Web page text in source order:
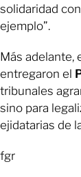
solidaridad
ejemplo”.
Más adelante,
entregaron el
tribunales
sino para
ejidatarias de
fgr